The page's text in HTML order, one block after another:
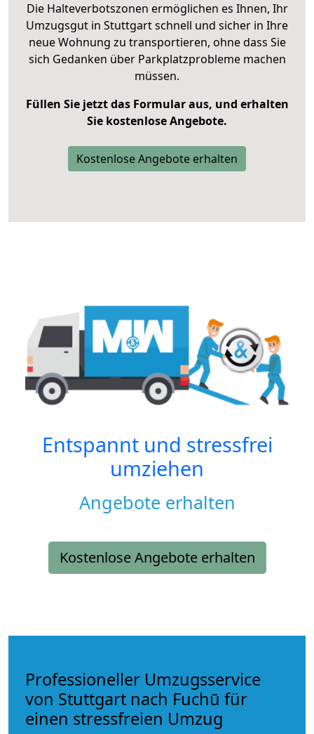
Die Halteverbotszonen ermöglichen es Ihnen, Ihr
Umzugsgut in Stuttgart schnell und sicher in Ihre
neue Wohnung zu transportieren, ohne dass Sie
sich Gedanken über Parkplatzprobleme machen
müssen.
Füllen Sie jetzt das Formular aus, und erhalten
Sie kostenlose Angebote.
Kostenlose Angebote erhalten
Entspannt und stressfrei
umziehen
Angebote erhalten
Kostenlose Angebote erhalten
Professioneller Umzugsservice
von Stuttgart nach Fuchū für
einen stressfreien Umzug